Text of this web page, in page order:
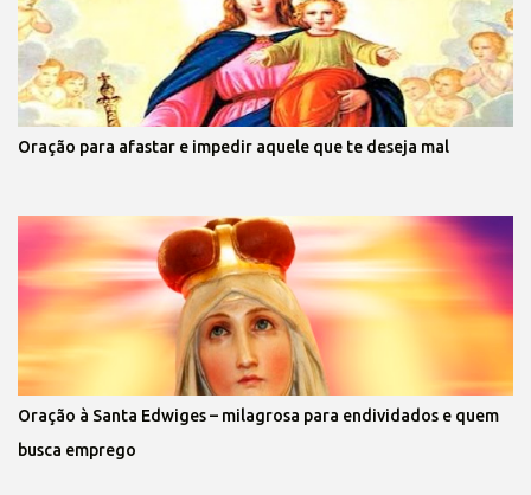
Oração para afastar e impedir aquele que te deseja mal
Oração à Santa Edwiges – milagrosa para endividados e quem
busca emprego